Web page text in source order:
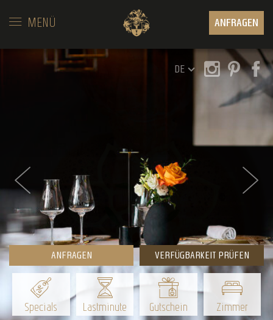
ANFRAGEN
MENÜ
DE
ANFRAGEN VERFÜGBARKEIT PRÜFEN
Specials Lastminute Gutschein Zimmer